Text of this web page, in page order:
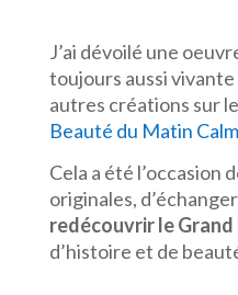
J’ai dévoilé une
toujours aussi
autres créations sur
Beauté du Matin
Cela a été
originales,
redécouvrir le Grand
d’histoire et de